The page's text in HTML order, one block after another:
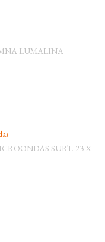
LUMALINA
SURT. 23 X